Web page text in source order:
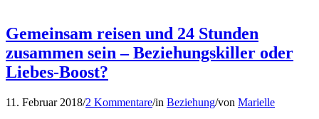
Gemeinsam reisen und 24 Stunden
zusammen sein – Beziehungskiller oder
Liebes-Boost?
11. Februar 2018/2 Kommentare/in Beziehung/von Marielle